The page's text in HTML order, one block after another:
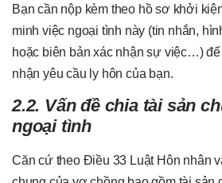
Bạn cần nộp kèm theo hồ sơ khởi
minh việc ngoại tình này (tin nhắn,
hoặc biên bản xác nhận sự việc…)
nhận yêu cầu ly hôn của bạn.
2.2. Vấn đề chia tài sản
ngoại tình
Căn cứ theo Điều 33 Luật Hôn nhân